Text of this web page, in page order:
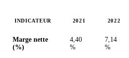
INDICATEUR 2021 2022
Marge nette
(%)
4,40
%
7,14
%